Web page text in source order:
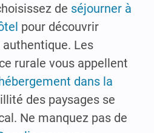
de séjourner à
pour découvrir
Les
rurale vous appellent
dans la
des paysages se
Ne manquez pas de